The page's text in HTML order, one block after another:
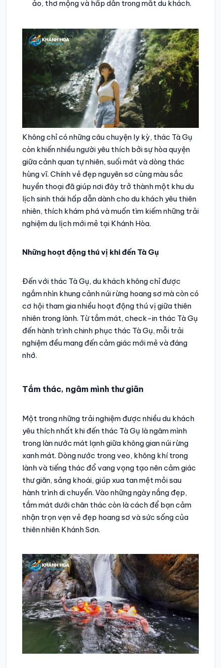
ảo, thơ mộng và hấp dẫn trong mắt du khách.
Không chỉ có những câu chuyện ly kỳ, thác Tà Gụ
còn khiến nhiều người yêu thích bởi sự hòa quyện
giữa cảnh quan tự nhiên, suối mát và dòng thác
hùng vĩ. Chính vẻ đẹp nguyên sơ cùng màu sắc
huyền thoại đã giúp nơi đây trở thành một khu du
lịch sinh thái hấp dẫn dành cho du khách yêu thiên
nhiên, thích khám phá và muốn tìm kiếm những trải
nghiệm du lịch mới mẻ tại Khánh Hòa.
Những hoạt động thú vị khi đến Tà Gụ
Đến với thác Tà Gụ, du khách không chỉ được
ngắm nhìn khung cảnh núi rừng hoang sơ mà còn có
cơ hội tham gia nhiều hoạt động thú vị giữa thiên
nhiên trong lành. Từ tắm mát, check-in thác Tà Gụ
đến hành trình chinh phục thác Tà Gụ, mỗi trải
nghiệm đều mang đến cảm giác mới mẻ và đáng
nhớ.
Tắm thác, ngâm mình thư giãn
Một trong những trải nghiệm được nhiều du khách
yêu thích nhất khi đến thác Tà Gụ là ngâm mình
trong làn nước mát lạnh giữa không gian núi rừng
xanh mát. Dòng nước trong veo, không khí trong
lành và tiếng thác đổ vang vọng tạo nên cảm giác
thư giãn, sảng khoái, giúp xua tan mệt mỏi sau
hành trình di chuyển. Vào những ngày nắng đẹp,
tắm mát dưới chân thác còn là cách để bạn cảm
nhận trọn vẹn vẻ đẹp hoang sơ và sức sống của
thiên nhiên Khánh Sơn.